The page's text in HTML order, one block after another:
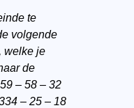
te
volgende
welke je
de
– 58 – 32
– 25 – 18